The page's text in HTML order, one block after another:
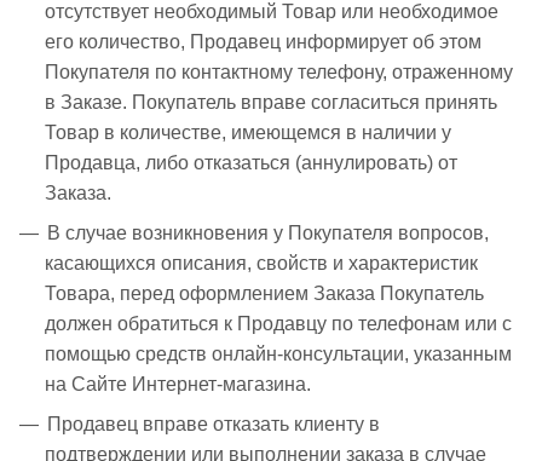
отсутствует необходимый Товар или необходимое
его количество, Продавец информирует об этом
Покупателя по контактному телефону, отраженному
в Заказе. Покупатель вправе согласиться принять
Товар в количестве, имеющемся в наличии у
Продавца, либо отказаться (аннулировать) от
Заказа.
В случае возникновения у Покупателя вопросов,
касающихся описания, свойств и характеристик
Товара, перед оформлением Заказа Покупатель
должен обратиться к Продавцу по телефонам или с
помощью средств онлайн-консультации, указанным
на Сайте Интернет-магазина.
Продавец вправе отказать клиенту в
подтверждении или выполнении заказа в случае